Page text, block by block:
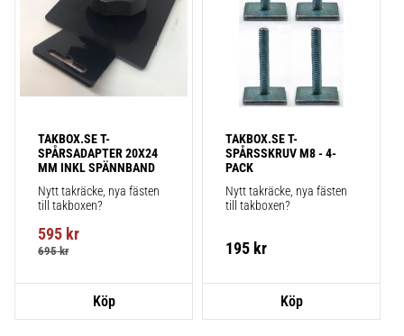
TAKBOX.SE T-
SPÅRSADAPTER 20X24
MM INKL SPÄNNBAND
Nytt takräcke, nya fästen
till takboxen?
595 kr
695kr
TAKBOX.SE T-
SPÅRSSKRUV M8 - 4-
PACK
Nytt takräcke, nya fästen
till takboxen?
195 kr